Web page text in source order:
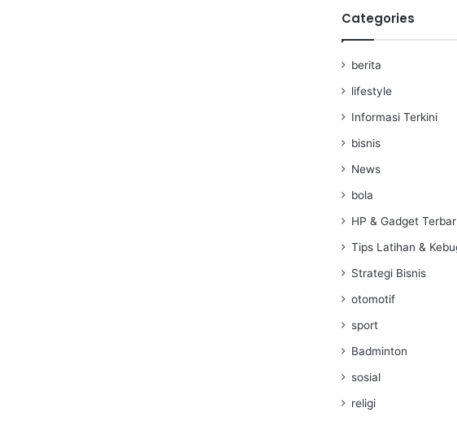
Categories
berita
lifestyle
Informasi Terkini
bisnis
News
bola
HP & Gadget
Tips Latihan &
Strategi Bisnis
otomotif
sport
Badminton
sosial
religi